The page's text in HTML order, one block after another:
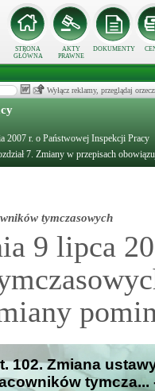
STRONA
GŁÓWNA
AKTY
PRAWNE
DOKUMENTY
Wyłącz reklamy, przeglądaj
2007 r. o Państwowej Inspekcji Pracy
7. Zmiany w przepisach
tymczasowych
9 lipca
102. Zmiana